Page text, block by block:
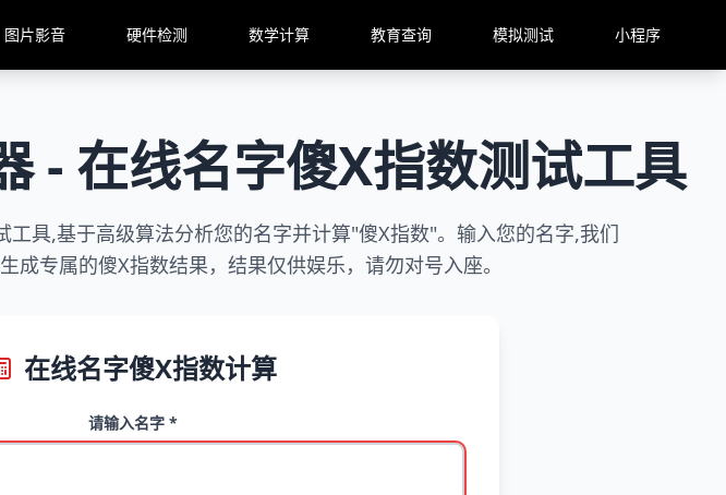
图片影音 硬件检测 数学计算 教育查询 模拟测试 小程序
- 在线名字傻X指数测试工具
具,基于高级算法分析您的名字并计算"傻X指数"。输入您的名字,我们
成专属的傻X指数结果，结果仅供娱乐，请勿对号入座。
在线名字傻X指数计算
请输入名字 *